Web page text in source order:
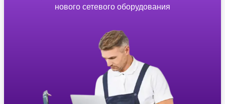
нового сетевого оборудования